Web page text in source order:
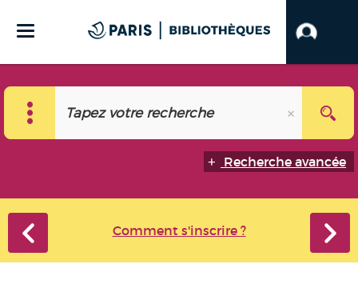
Recherche avancée
Comment s'inscrire ?